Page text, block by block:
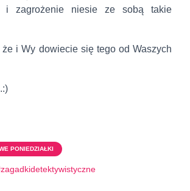
i zagrożenie niesie ze sobą takie
że i Wy dowiecie się tego od Waszych
PONIEDZIAŁKI